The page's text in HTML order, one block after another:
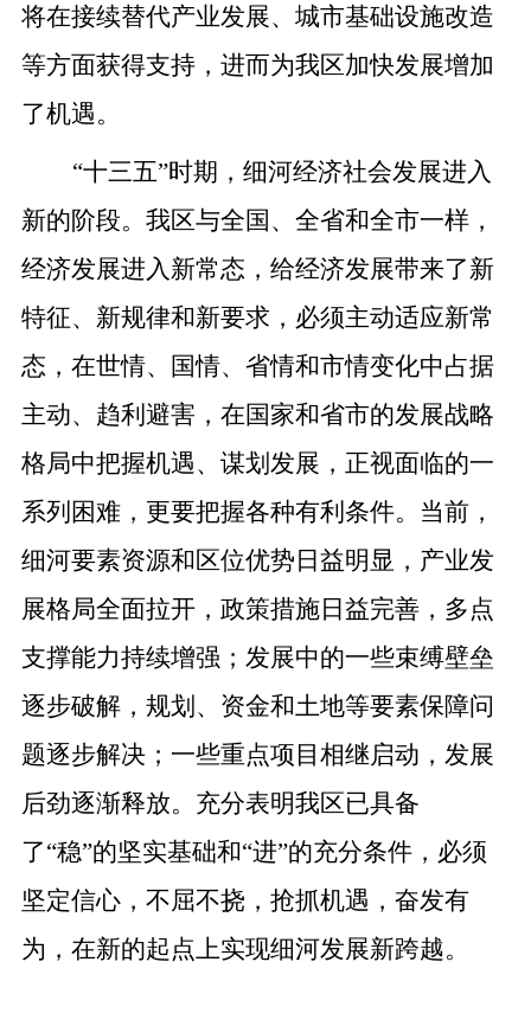
将在接续替代产业发展、城市基础设施改造
等方面获得支持，进而为我区加快发展增加
了机遇。
“十三五”时期，细河经济社会发展进入
新的阶段。我区与全国、全省和全市一样，
经济发展进入新常态，给经济发展带来了新
特征、新规律和新要求，必须主动适应新常
态，在世情、国情、省情和市情变化中占据
主动、趋利避害，在国家和省市的发展战略
格局中把握机遇、谋划发展，正视面临的一
系列困难，更要把握各种有利条件。当前，
细河要素资源和区位优势日益明显，产业发
展格局全面拉开，政策措施日益完善，多点
支撑能力持续增强；发展中的一些束缚壁垒
逐步破解，规划、资金和土地等要素保障问
题逐步解决；一些重点项目相继启动，发展
后劲逐渐释放。充分表明我区已具备
了“稳”的坚实基础和“进”的充分条件，必须
坚定信心，不屈不挠，抢抓机遇，奋发有
为，在新的起点上实现细河发展新跨越。